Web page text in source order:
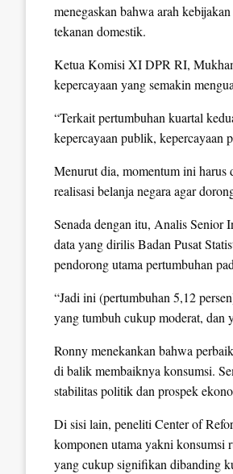
menegaskan bahwa arah
tekanan domestik.
Ketua Komisi XI DPR RI,
kepercayaan yang semakin
“Terkait pertumbuhan kuartal
kepercayaan publik, kepercayaan
Menurut dia, momentum ini harus
realisasi belanja negara agar
Senada dengan itu, Analis Senior
data yang dirilis Badan Pusat
pendorong utama pertumbuhan
“Jadi ini (pertumbuhan 5,12
yang tumbuh cukup moderat, dan
Ronny menekankan bahwa
di balik membaiknya konsumsi.
stabilitas politik dan prospek
Di sisi lain, peneliti Center of
komponen utama yakni konsumsi
yang cukup signifikan dibanding